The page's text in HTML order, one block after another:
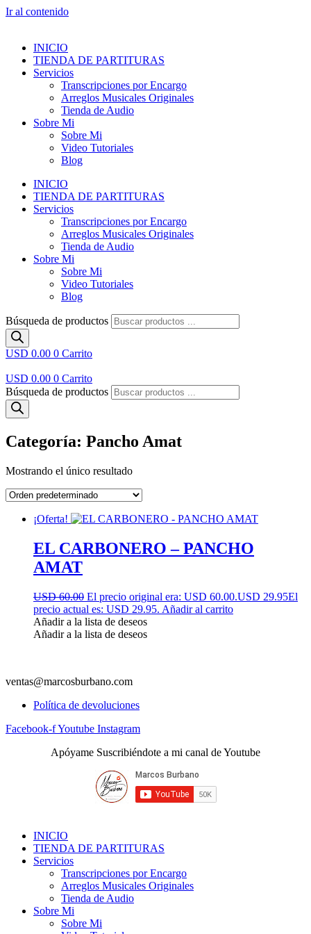
Ir al contenido
INICIO
TIENDA DE PARTITURAS
Servicios
Transcripciones por Encargo
Arreglos Musicales Originales
Tienda de Audio
Sobre Mi
Sobre Mi
Video Tutoriales
Blog
INICIO
TIENDA DE PARTITURAS
Servicios
Transcripciones por Encargo
Arreglos Musicales Originales
Tienda de Audio
Sobre Mi
Sobre Mi
Video Tutoriales
Blog
Búsqueda de productos
USD 0.00 0 Carrito
USD 0.00 0 Carrito
Búsqueda de productos
Categoría: Pancho Amat
Mostrando el único resultado
¡Oferta!
EL CARBONERO – PANCHO
AMAT
USD 60.00 El precio original era: USD 60.00.USD 29.95El
precio actual es: USD 29.95. Añadir al carrito
Añadir a la lista de deseos
Añadir a la lista de deseos
ventas@marcosburbano.com
Política de devoluciones
Facebook-fYoutube Instagram
Apóyame Suscribiéndote a mi canal de Youtube
INICIO
TIENDA DE PARTITURAS
Servicios
Transcripciones por Encargo
Arreglos Musicales Originales
Tienda de Audio
Sobre Mi
Sobre Mi